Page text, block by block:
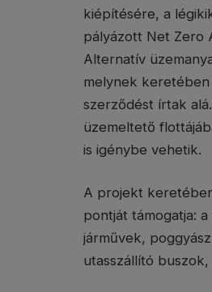
kiépítésére, a
pályázott Net Zero
Alternatív
melynek
szerződést írtak
üzemeltető
is igénybe vehetik.
A projekt
pontját támogatja:
járművek,
utasszállító